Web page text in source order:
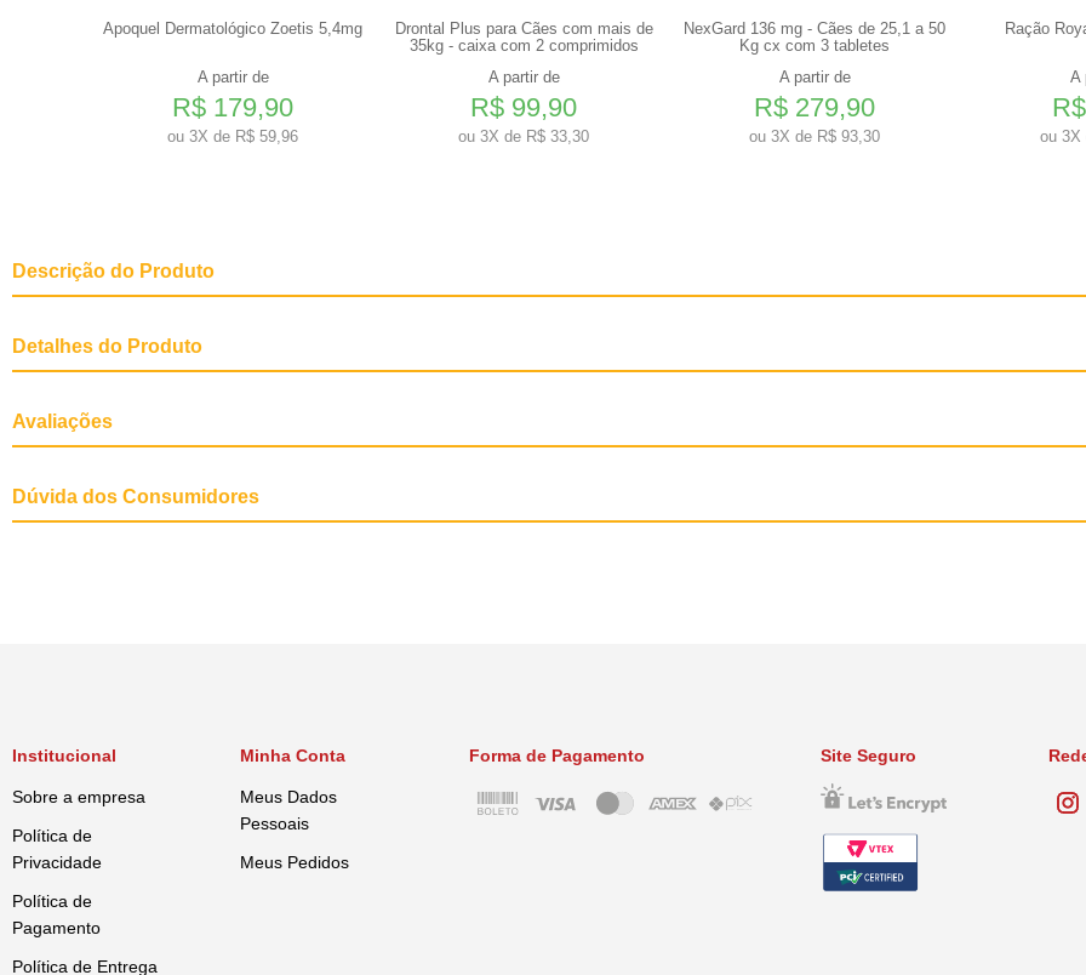
Apoquel Dermatológico Zoetis 5,4mg
A partir de
R$ 179,90
ou 3X de R$ 59,96
Drontal Plus para Cães com mais de
35kg - caixa com 2 comprimidos
A partir de
R$ 99,90
ou 3X de R$ 33,30
NexGard 136 mg - Cães de 25,1 a 50
Kg cx com 3 tabletes
A partir de
R$ 279,90
ou 3X de R$ 93,30
Ração
A
ou 3X
Descrição do Produto
Detalhes do Produto
Avaliações
Dúvida dos Consumidores
Institucional
Sobre a empresa
Política de
Privacidade
Política de
Pagamento
Política de Entrega
Minha Conta
Meus Dados
Pessoais
Meus Pedidos
Forma de Pagamento Site Seguro